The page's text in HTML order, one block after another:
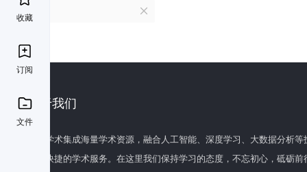
收藏
订阅
文件
关于我们
百度学术集成海量学术资源，融合人工智能、深度学习、大数据分析
全面快捷的学术服务。在这里我们保持学习的态度，不忘初心，砥砺前